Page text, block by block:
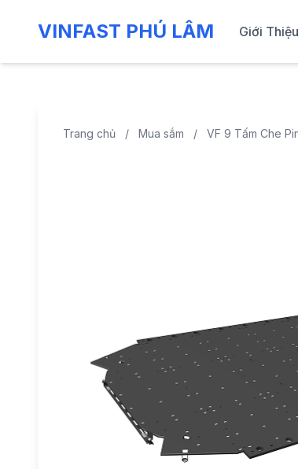
VINFAST PHÚ LÂM Giới Thiệu
Trang chủ / Mua sắm / VF 9 Tấm Che